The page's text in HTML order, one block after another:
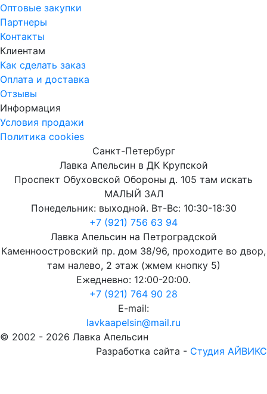
Оптовые закупки
Партнеры
Контакты
Клиентам
Как сделать заказ
Оплата и доставка
Отзывы
Информация
Условия продажи
Политика cookies
Санкт-Петербург
Лавка Апельсин в ДК Крупской
Проспект Обуховской Обороны д. 105 там искать
МАЛЫЙ ЗАЛ
Понедельник: выходной. Вт-Вс: 10:30-18:30
+7 (921) 756 63 94
Лавка Апельсин на Петроградской
Каменноостровский пр. дом 38/96, проходите во двор,
там налево, 2 этаж (жмем кнопку 5)
Ежедневно: 12:00-20:00.
+7 (921) 764 90 28
E-mail:
lavkaapelsin@mail.ru
© 2002 - 2026 Лавка Апельсин
Разработка сайта - Студия АЙВИКС